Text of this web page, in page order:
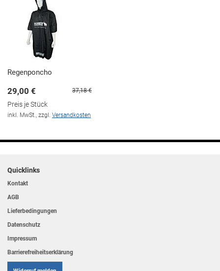
Regenponcho
29,00 € 37,18 €
Preis je Stück
inkl. MwSt., zzgl. Versandkosten
Quicklinks
Kontakt
AGB
Lieferbedingungen
Datenschutz
Impressum
Barrierefreiheitserklärung